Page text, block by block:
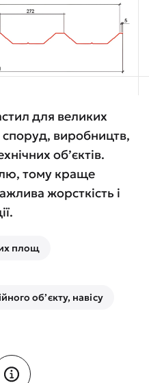
для великих
споруд, виробництв,
об’єктів.
тому краще
жорсткість і
площ
об’єкту, навісу